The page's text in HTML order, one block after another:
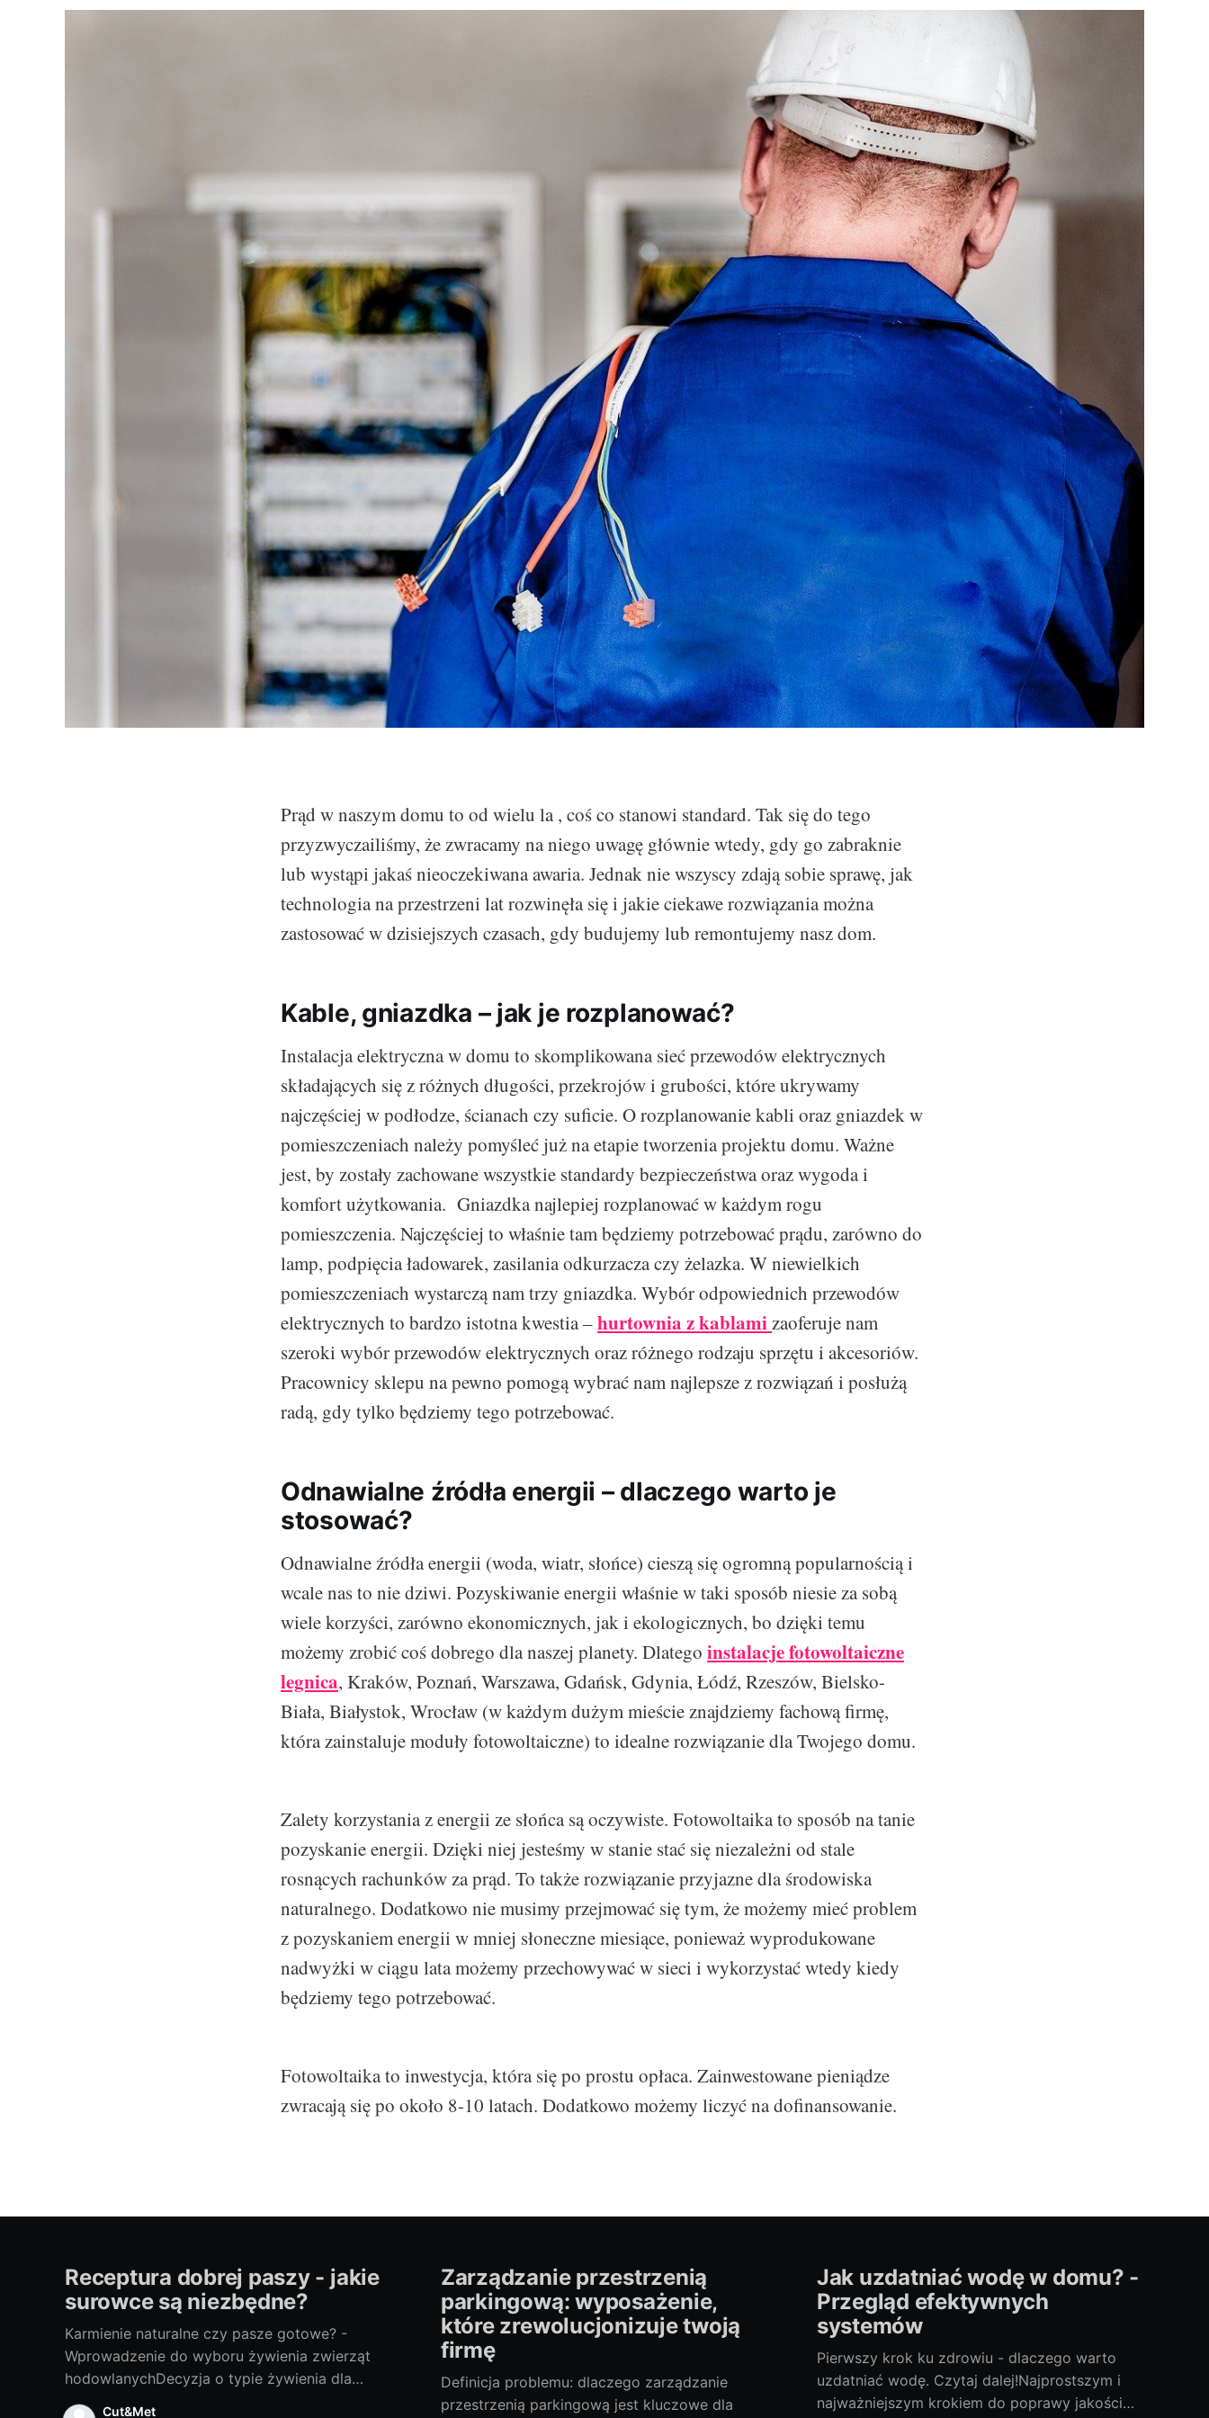
Prąd w naszym domu to od wielu la , coś co stanowi standard. Tak się do tego
przyzwyczailiśmy, że zwracamy na niego uwagę głównie wtedy, gdy go zabraknie
lub wystąpi jakaś nieoczekiwana awaria. Jednak nie wszyscy zdają sobie sprawę, jak
technologia na przestrzeni lat rozwinęła się i jakie ciekawe rozwiązania można
zastosować w dzisiejszych czasach, gdy budujemy lub remontujemy nasz dom.
Kable, gniazdka – jak je rozplanować?
Instalacja elektryczna w domu to skomplikowana sieć przewodów elektrycznych
składających się z różnych długości, przekrojów i grubości, które ukrywamy
najczęściej w podłodze, ścianach czy suficie. O rozplanowanie kabli oraz gniazdek w
pomieszczeniach należy pomyśleć już na etapie tworzenia projektu domu. Ważne
jest, by zostały zachowane wszystkie standardy bezpieczeństwa oraz wygoda i
komfort użytkowania. Gniazdka najlepiej rozplanować w każdym rogu
pomieszczenia. Najczęściej to właśnie tam będziemy potrzebować prądu, zarówno do
lamp, podpięcia ładowarek, zasilania odkurzacza czy żelazka. W niewielkich
pomieszczeniach wystarczą nam trzy gniazdka. Wybór odpowiednich przewodów
elektrycznych to bardzo istotna kwestia –hurtownia z kablamizaoferuje nam
szeroki wybór przewodów elektrycznych oraz różnego rodzaju sprzętu i akcesoriów.
Pracownicy sklepu na pewno pomogą wybrać nam najlepsze z rozwiązań i posłużą
radą, gdy tylko będziemy tego potrzebować.
Odnawialne źródła energii – dlaczego warto je
stosować?
Odnawialne źródła energii (woda, wiatr, słońce) cieszą się ogromną popularnością i
wcale nas to nie dziwi. Pozyskiwanie energii właśnie w taki sposób niesie za sobą
wiele korzyści, zarówno ekonomicznych, jak i ekologicznych, bo dzięki temu
możemy zrobić coś dobrego dla naszej planety. Dlatego instalacje fotowoltaiczne
legnica, Kraków, Poznań, Warszawa, Gdańsk, Gdynia, Łódź, Rzeszów, Bielsko-
Biała, Białystok, Wrocław (w każdym dużym mieście znajdziemy fachową firmę,
która zainstaluje moduły fotowoltaiczne) to idealne rozwiązanie dla Twojego domu.
Zalety korzystania z energii ze słońca są oczywiste. Fotowoltaika to sposób na tanie
pozyskanie energii. Dzięki niej jesteśmy w stanie stać się niezależni od stale
rosnących rachunków za prąd. To także rozwiązanie przyjazne dla środowiska
naturalnego. Dodatkowo nie musimy przejmować się tym, że możemy mieć problem
z pozyskaniem energii w mniej słoneczne miesiące, ponieważ wyprodukowane
nadwyżki w ciągu lata możemy przechowywać w sieci i wykorzystać wtedy kiedy
będziemy tego potrzebować.
Fotowoltaika to inwestycja, która się po prostu opłaca. Zainwestowane pieniądze
zwracają się po około 8-10 latach. Dodatkowo możemy liczyć na dofinansowanie.
Receptura dobrej paszy - jakie
surowce są niezbędne?
Karmienie naturalne czy pasze gotowe? -
Wprowadzenie do wyboru żywienia zwierząt
hodowlanychDecyzja o typie żywienia dla
twoich zwierząt hodowlanych to niełatwy
Cut&Met
Zarządzanie przestrzenią
parkingową: wyposażenie,
które zrewolucjonizuje twoją
firmę
Definicja problemu: dlaczego zarządzanie
przestrzenią parkingową jest kluczowe dla
Jak uzdatniać wodę w domu? -
Przegląd efektywnych
systemów
Pierwszy krok ku zdrowiu - dlaczego warto
uzdatniać wodę. Czytaj dalej!Najprostszym i
najważniejszym krokiem do poprawy jakości